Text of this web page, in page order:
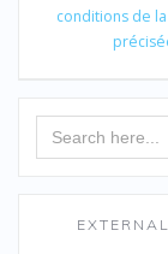
conditions de